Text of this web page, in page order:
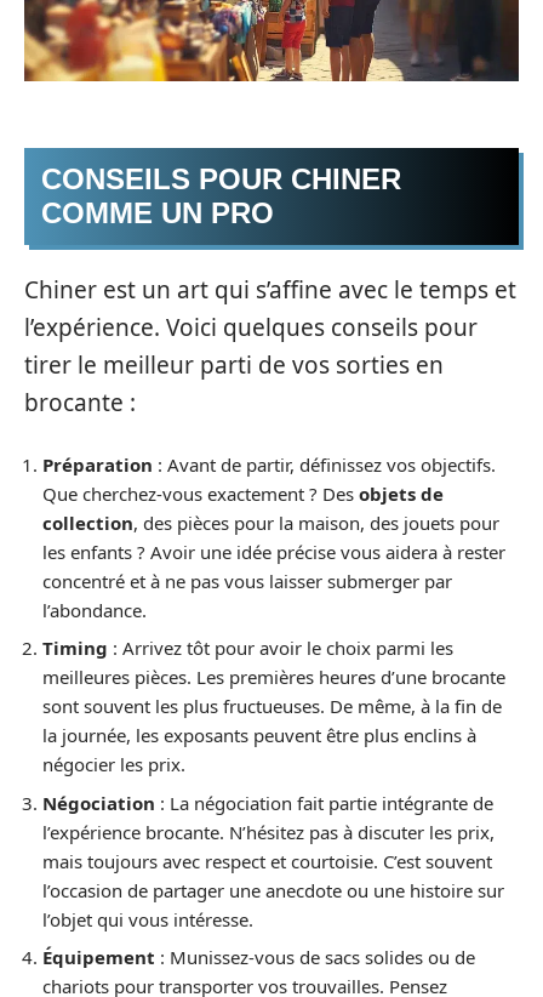
CONSEILS POUR CHINER
COMME UN PRO
Chiner est un art qui s’affine avec le temps et
l’expérience. Voici quelques conseils pour
tirer le meilleur parti de vos sorties en
brocante :
Préparation : Avant de partir, définissez vos objectifs.
Que cherchez-vous exactement ? Des objets de
collection, des pièces pour la maison, des jouets pour
les enfants ? Avoir une idée précise vous aidera à rester
concentré et à ne pas vous laisser submerger par
l’abondance.
Timing : Arrivez tôt pour avoir le choix parmi les
meilleures pièces. Les premières heures d’une brocante
sont souvent les plus fructueuses. De même, à la fin de
la journée, les exposants peuvent être plus enclins à
négocier les prix.
Négociation : La négociation fait partie intégrante de
l’expérience brocante. N’hésitez pas à discuter les prix,
mais toujours avec respect et courtoisie. C’est souvent
l’occasion de partager une anecdote ou une histoire sur
l’objet qui vous intéresse.
Équipement : Munissez-vous de sacs solides ou de
chariots pour transporter vos trouvailles. Pensez